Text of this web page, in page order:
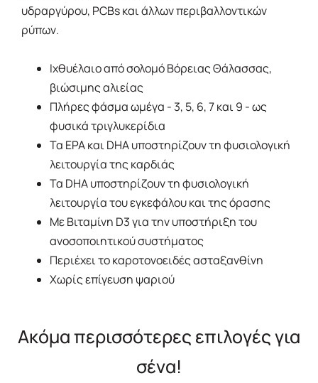
υδραργύρου, PCBs και άλλων περιβαλλοντικών
ρύπων.
Ιχθυέλαιο από σολομό Βόρειας Θάλασσας,
βιώσιμης αλιείας
Πλήρες φάσμα ωμέγα - 3, 5, 6, 7 και 9 - ως
φυσικά τριγλυκερίδια
Τα EPA και DHA υποστηρίζουν τη φυσιολογική
λειτουργία της καρδιάς
Τα DHA υποστηρίζουν τη φυσιολογική
λειτουργία του εγκεφάλου και της όρασης
Με Βιταμίνη D3 για την υποστήριξη του
ανοσοποιητικού συστήματος
Περιέχει το καροτονοειδές ασταξανθίνη
Χωρίς επίγευση ψαριού
Ακόμα περισσότερες επιλογές για
σένα!